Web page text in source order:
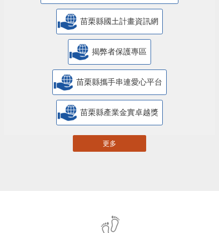
苗栗縣國土計畫資訊網
揭弊者保護專區
苗栗縣攜手串連愛心平台
苗栗縣產業金實卓越獎
更多